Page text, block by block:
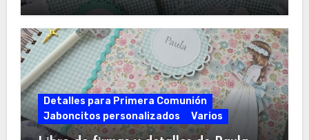
Detalles para Primera Comunión
Jaboncitos personalizados
Varios